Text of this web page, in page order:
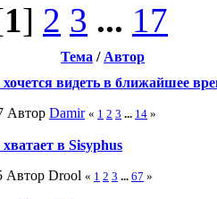
1] 2 3 ... 17
Тема / Автор
видеть в ближайшее
Автор Damir « 1 2 3 ... 14 »
в Sisyphus
Автор Drool « 1 2 3 ... 67 »